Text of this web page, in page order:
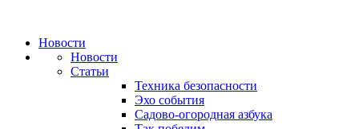
Новости
Новости
Статьи
Техника безопасности
Эхо события
Садово-огородная азбука